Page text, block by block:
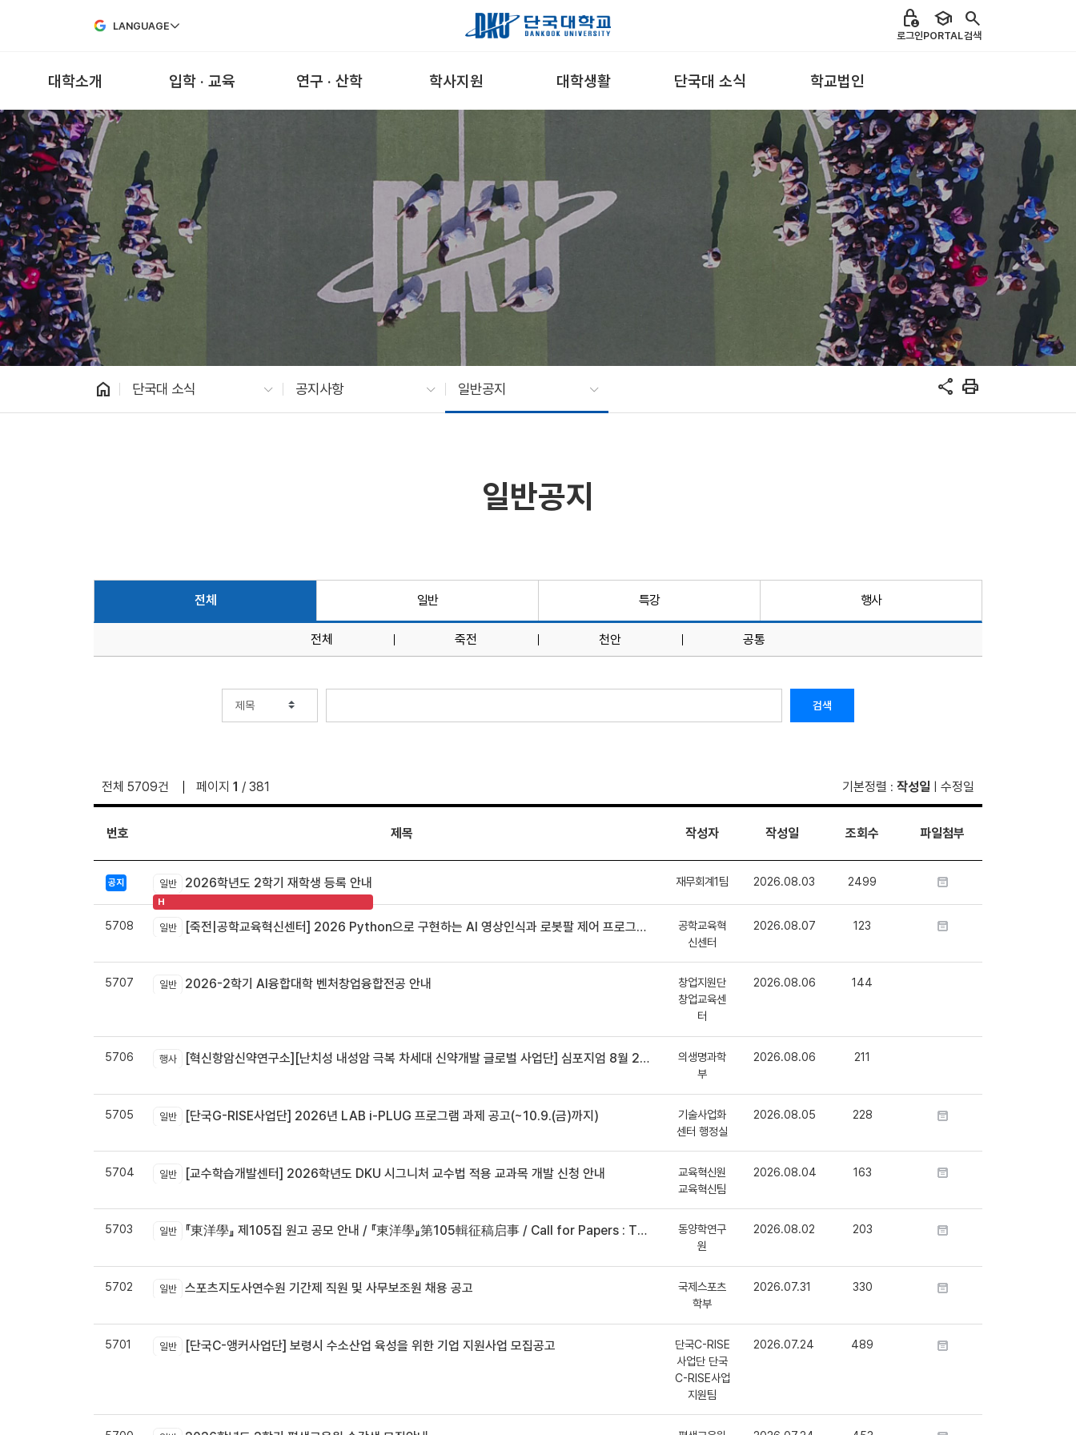
LANGUAGE lock_person
로그인
school
PORTAL
search
검색
대학소개 입학 · 교육 연구 · 산학 학사지원 대학생활 단국대 소식 학교법인
home 단국대 소식 공지사항 일반공지 share print
일반공지
전체 일반 특강 행사
전체 죽전 천안 공통
검색
전체 5709건 페이지 1 / 381 기본정렬 : 작성일 수정일
번호 제목 작성자 작성일 조회수 파일첨부
공지 일반 2026학년도 2학기 재학생 등록 안내
H
재무회계1팀 2026.08.03 2499
5708 일반 [죽전|공학교육혁신센터] 2026 Python으로 구현하는 AI 영상인식과 로봇팔 제어 프로그램 신청 안내
공학교육혁
신센터
2026.08.07 123
5707 일반 2026-2학기 AI융합대학 벤처창업융합전공 안내
창업지원단
창업교육센
터
2026.08.06 144
5706 행사 [혁신항암신약연구소][난치성 내성암 극복 차세대 신약개발 글로벌 사업단] 심포지엄 8월 24일 ~ 25일
의생명과학
부
2026.08.06 211
5705 일반 [단국G-RISE사업단] 2026년 LAB i-PLUG 프로그램 과제 공고(~10.9.(금)까지)
기술사업화
센터 행정실
2026.08.05 228
5704 일반 [교수학습개발센터] 2026학년도 DKU 시그니처 교수법 적용 교과목 개발 신청 안내
교육혁신원
교육혁신팀
2026.08.04 163
5703 일반 『東洋學』 제105집 원고 공모 안내 / 『東洋學』第105輯征稿启事 / Call for Papers : The Oriental Studies, the 105th Issue
동양학연구
원
2026.08.02 203
5702 일반 스포츠지도사연수원 기간제 직원 및 사무보조원 채용 공고
국제스포츠
학부
2026.07.31 330
5701 일반 [단국C-앵커사업단] 보령시 수소산업 육성을 위한 기업 지원사업 모집공고
단국C-RISE
사업단 단국
C-RISE사업
지원팀
2026.07.24 489